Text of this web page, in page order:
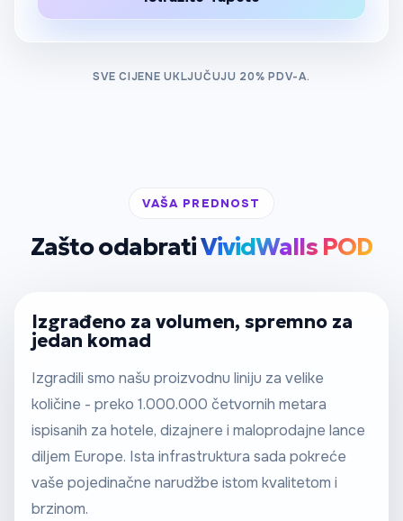
SVE CIJENE UKLJUČUJU 20% PDV-A.
VAŠA PREDNOST
Zašto odabratiVividWalls POD
Izgrađeno za volumen, spremno za
jedan komad
Izgradili smo našu proizvodnu liniju za velike
količine - preko 1.000.000 četvornih metara
ispisanih za hotele, dizajnere i maloprodajne lance
diljem Europe. Ista infrastruktura sada pokreće
vaše pojedinačne narudžbe istom kvalitetom i
brzinom.